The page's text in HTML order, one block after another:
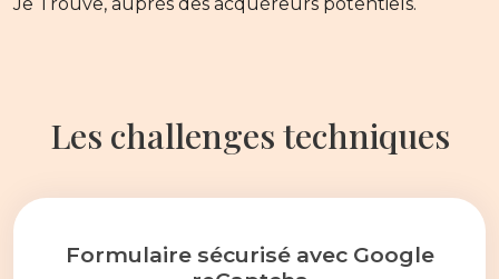
Les challenges techniques
Formulaire sécurisé avec Google